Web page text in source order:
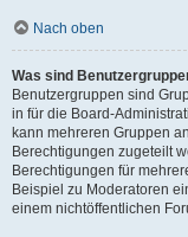
Nach oben
Was sind
Benutzergruppen sind
in für die Board-
kann mehreren Gruppen
Berechtigungen zugeteilt
Berechtigungen für
Beispiel zu Moderatoren
einem nichtöffentlichen